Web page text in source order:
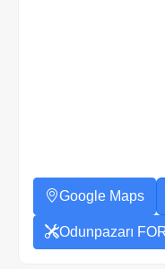
Google Maps
Odunpazarı